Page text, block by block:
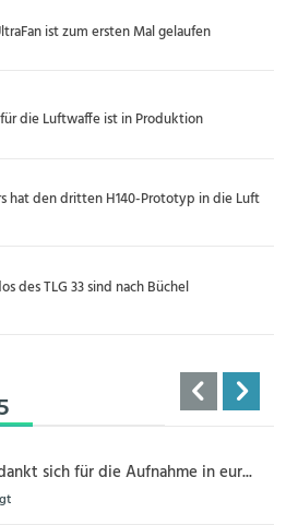
ist zum ersten Mal gelaufen
die Luftwaffe ist in Produktion
hat den dritten H140-Prototyp in die Luft
des TLG 33 sind nach Büchel
sich für die Aufnahme in eur...